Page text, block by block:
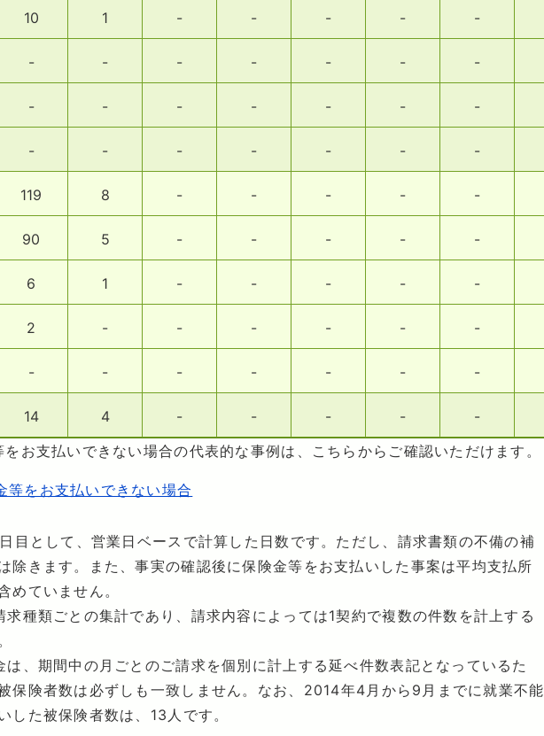
10 1 - - - - -
- - - - - - -
- - - - - - -
- - - - - - -
119 8 - - - - -
90 5 - - - - -
6 1 - - - - -
2 - - - - - -
- - - - - - -
14 4 - - - - -
お支払いできない場合の代表的な事例は、こちらからご確認いただけます。
等をお支払いできない場合
目として、営業日ベースで計算した日数です。ただし、請求書類の不備の補
除きます。また、事実の確認後に保険金等をお支払いした事案は平均支払所
めていません。
求種類ごとの集計であり、請求内容によっては1契約で複数の件数を計上する
は、期間中の月ごとのご請求を個別に計上する延べ件数表記となっているた
保険者数は必ずしも一致しません。なお、2014年4月から9月までに就業不能
した被保険者数は、13人です。